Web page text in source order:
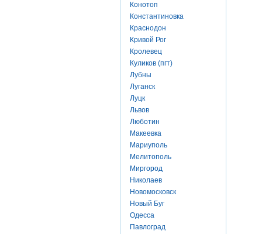
Конотоп
Константиновка
Краснодон
Кривой Рог
Кролевец
Куликов (пгт)
Лубны
Луганск
Луцк
Львов
Люботин
Макеевка
Мариуполь
Мелитополь
Миргород
Николаев
Новомосковск
Новый Буг
Одесса
Павлоград